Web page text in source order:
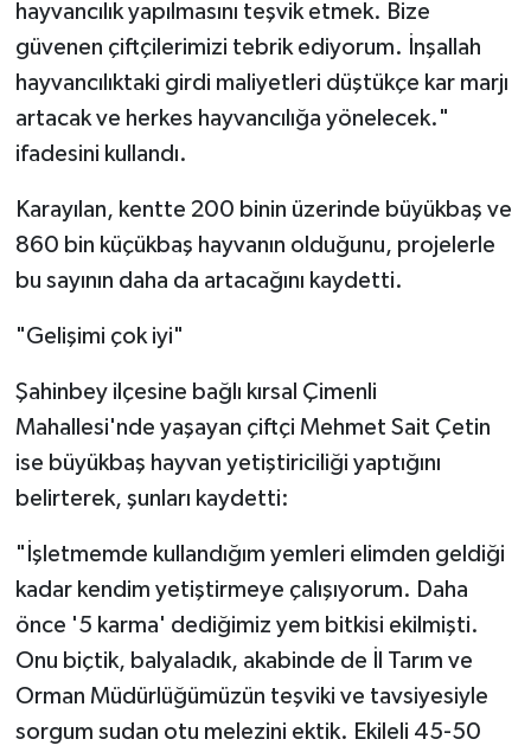
hayvancılık yapılmasını teşvik etmek. Bize
güvenen çiftçilerimizi tebrik ediyorum. İnşallah
hayvancılıktaki girdi maliyetleri düştükçe kar marjı
artacak ve herkes hayvancılığa yönelecek."
ifadesini kullandı.
Karayılan, kentte 200 binin üzerinde büyükbaş ve
860 bin küçükbaş hayvanın olduğunu, projelerle
bu sayının daha da artacağını kaydetti.
"Gelişimi çok iyi"
Şahinbey ilçesine bağlı kırsal Çimenli
Mahallesi'nde yaşayan çiftçi Mehmet Sait Çetin
ise büyükbaş hayvan yetiştiriciliği yaptığını
belirterek, şunları kaydetti:
"İşletmemde kullandığım yemleri elimden geldiği
kadar kendim yetiştirmeye çalışıyorum. Daha
önce '5 karma' dediğimiz yem bitkisi ekilmişti.
Onu biçtik, balyaladık, akabinde de İl Tarım ve
Orman Müdürlüğümüzün teşviki ve tavsiyesiyle
sorgum sudan otu melezini ektik. Ekileli 45-50